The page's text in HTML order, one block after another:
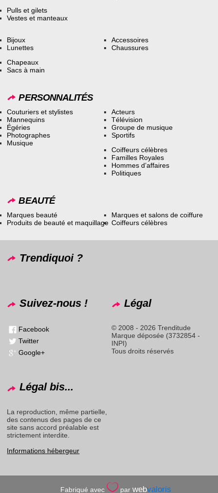
Pulls et gilets
Vestes et manteaux
Bijoux
Lunettes
Accessoires
Chaussures
Chapeaux
Sacs à main
PERSONNALITÉS
Couturiers et stylistes
Mannequins
Égéries
Photographes
Musique
Acteurs
Télévision
Groupe de musique
Sportifs
Coiffeurs célèbres
Familles Royales
Hommes d’affaires
Politiques
BEAUTÉ
Marques beauté
Produits de beauté et maquillage
Marques et salons de coiffure
Coiffeurs célèbres
Trendiquoi ?
Suivez-nous !
Facebook
Twitter
Google+
Légal
© 2008 - 2026 Trenditude
Marque déposée (3732854 -
INPI)
Tous droits réservés
Légal bis...
La reproduction, même partielle,
des contenus des pages de ce
site sans accord préalable est
strictement interdite.
Informations hébergeur
Fabriqué avec parwebvaloris